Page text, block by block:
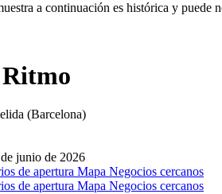
a continuación es histórica y puede
Ritmo
(Barcelona)
junio de 2026
de apertura Mapa Negocios cercanos
de apertura Mapa Negocios cercanos